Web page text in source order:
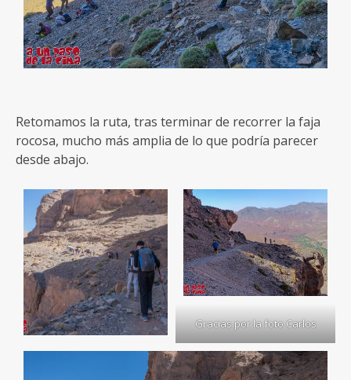
Retomamos la ruta, tras terminar de recorrer la faja
rocosa, mucho más amplia de lo que podría parecer
desde abajo.
Gracias por la foto Carlos